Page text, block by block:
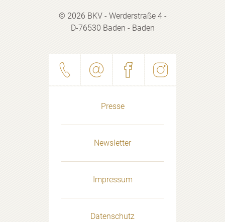
© 2026 BKV - Werderstraße 4 -
D-76530 Baden - Baden
Presse
Newsletter
Impressum
Datenschutz